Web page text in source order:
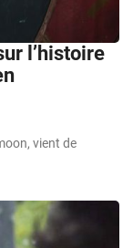
l’histoire
vient de